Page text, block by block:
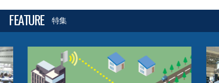
FEATURE 特集